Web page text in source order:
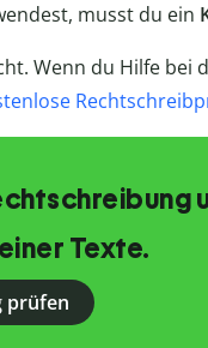
musst du ein
Wenn du Hilfe bei
Texte.
prüfen